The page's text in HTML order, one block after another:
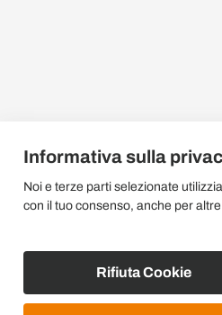
Informativa sulla
Noi e terze parti selezionate
con il tuo consenso, anche per
Rifiuta Cookie